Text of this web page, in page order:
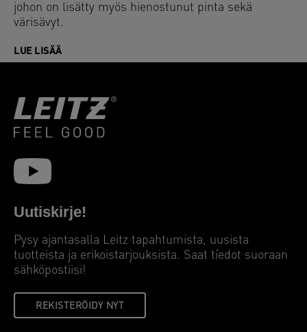
johon on lisätty myös hienostunut pinta sekä
värisävyt.
LUE LISÄÄ
Uutiskirje!
Pysy ajantasalla Leitz tapahtumista, uusista
tuotteista ja erikoistarjouksista. Saat tíedot suoraan
sähköpostiisi!
REKISTERÖIDY NYT